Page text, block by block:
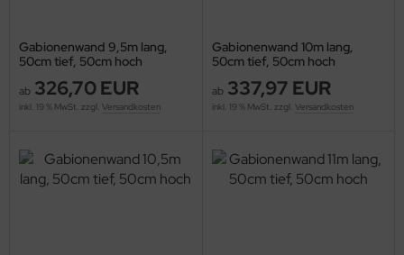
Gabionenwand 9,5m lang,
50cm tief, 50cm hoch
ab 326,70 EUR
inkl. 19 % MwSt. zzgl. Versandkosten
Gabionenwand 10m lang,
50cm tief, 50cm hoch
ab 337,97 EUR
inkl. 19 % MwSt. zzgl. Versandkosten